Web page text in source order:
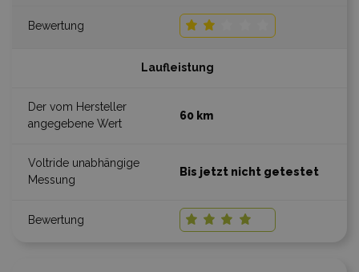
Laufleistung
60 km
Bis jetzt nicht getestet